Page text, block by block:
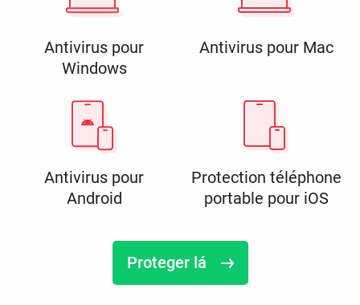
Antivirus pour
Windows
Antivirus pour Mac
Antivirus pour
Android
Protection téléphone
portable pour iOS
Proteger lá